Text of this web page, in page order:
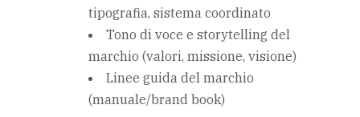
tipografia, sistema coordinato
Tono di voce e storytelling del
marchio (valori, missione, visione)
Linee guida del marchio
(manuale/brand book)